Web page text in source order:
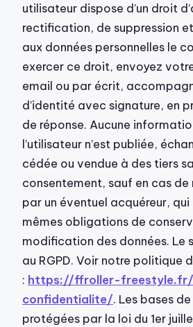
utilisateur dispose d’un droit
rectification, de suppression
aux données personnelles le
exercer ce droit, envoyez
email ou par écrit,
d’identité avec signature, en
de réponse. Aucune
l’utilisateur n’est publiée,
cédée ou vendue à des tiers
consentement, sauf en cas
par un éventuel acquéreur,
mêmes obligations de
modification des données. Le
au RGPD. Voir notre politique
: https://ffroller-
confidentialite/. Les bases
protégées par la loi du 1er